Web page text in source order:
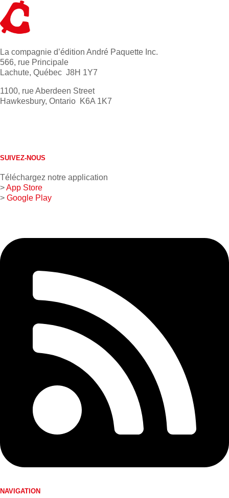
La compagnie d’édition André Paquette Inc.
566, rue Principale
Lachute, Québec J8H 1Y7
1100, rue Aberdeen Street
Hawkesbury, Ontario K6A 1K7
SUIVEZ-NOUS
Téléchargez notre application
>App Store
> Google Play
NAVIGATION